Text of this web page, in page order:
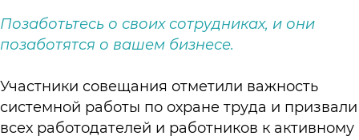
Позаботьтесь о своих сотрудниках, и они
позаботятся о вашем бизнесе.
Участники совещания отметили важность
системной работы по охране труда и призвали
всех работодателей и работников к активному